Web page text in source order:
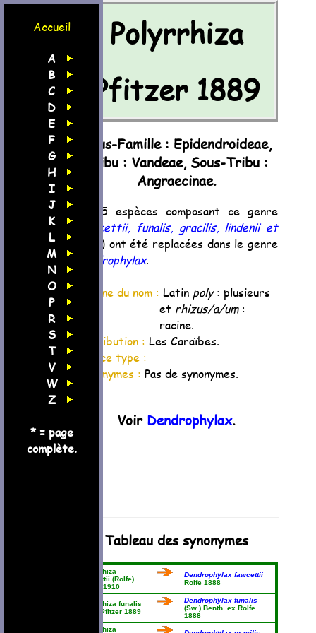
Accueil
A
B
C
D
E
F
G
H
I
J
K
L
M
N
O
P
R
S
T
V
W
Z
* = page
complète.
Polyrrhiza
Pfitzer 1889
Sous-Famille : Epidendroideae,
Tribu : Vandeae, Sous-Tribu :
Angraecinae.
Les 5 espèces composant ce genre
fawcettii, funalis, gracilis, lindenii et
) ont été replacées dans le genre
Dendrophylax.
Origine du nom : Latin poly: plusieurs
et rhizus/a/um:
racine.
Distribution : Les Caraïbes.
Espèce type :
Synomymes : Pas de synonymes.
Voir Dendrophylax.
Tableau des synonymes
Polyrrhiza
fawcettii (Rolfe)
Cogn. 1910
Dendrophylax fawcettii
Rolfe 1888
Polyrrhiza funalis
(Sw.) Pfitzer 1889
Dendrophylax funalis
(Sw.) Benth. ex Rolfe
1888
Polyrrhiza